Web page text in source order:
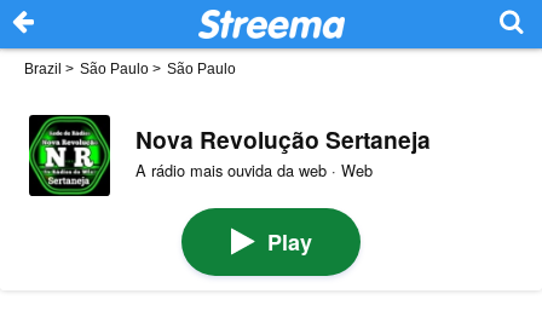
Brazil > São Paulo > São Paulo
Nova Revolução Sertaneja
A rádio mais ouvida da web · Web
Play